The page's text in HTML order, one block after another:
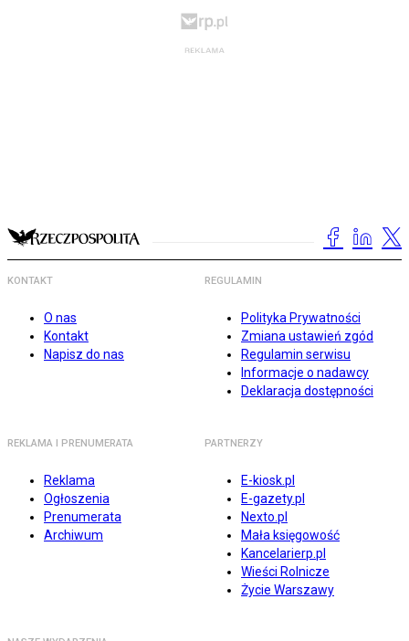
KONTAKT
O nas
Kontakt
Napisz do nas
REGULAMIN
Polityka Prywatności
Zmiana ustawień zgód
Regulamin serwisu
Informacje o nadawcy
Deklaracja dostępności
REKLAMA I PRENUMERATA
Reklama
Ogłoszenia
Prenumerata
Archiwum
PARTNERZY
E-kiosk.pl
E-gazety.pl
Nexto.pl
Mała księgowość
Kancelarierp.pl
Wieści Rolnicze
Życie Warszawy